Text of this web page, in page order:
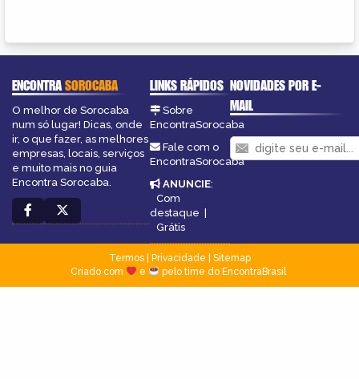
ENCONTRASOROCABA
O melhor de Sorocaba
num só lugar! Dicas, onde
ir, o que fazer, as melhores
empresas, locais, serviços
e muito mais no guia
Encontra Sorocaba.
LINKS RÁPIDOS
Sobre
EncontraSorocaba
Fale com o
EncontraSorocaba
ANUNCIE:
Com
destaque |
Grátis
NOVIDADES POR E-
MAIL
Termos| Privacidade
Sitemap
Criado com
e pelo time do EncontraBrasil